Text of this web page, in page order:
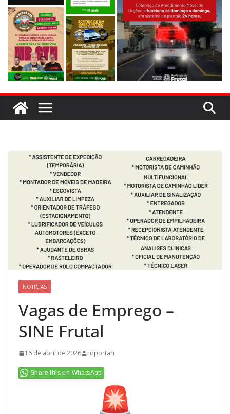
NOTICIAS
Vagas de Emprego –
SINE Frutal
16 de abril de 2026 rdportari
Share this on WhatsApp